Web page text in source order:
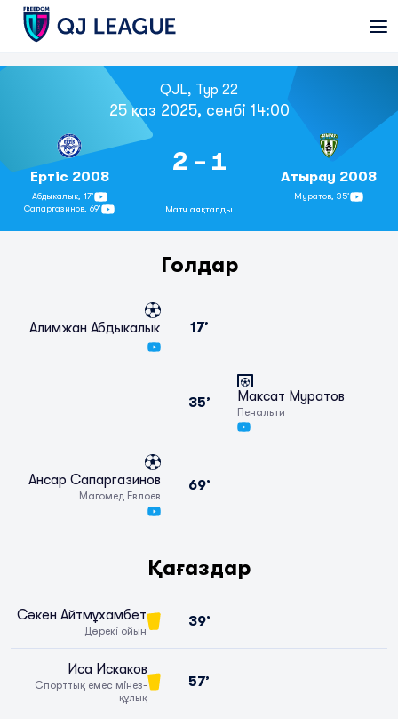
QJL, Тур 22
25 қаз 2025, сенбі 14:00
Ертіс 2008
Абдыкалык, 17’
Сапаргазинов,69’
2 - 1
Матч аяқталды
Атырау 2008
Муратов, 35’
Голдар
Алимжан Абдыкалык 17’
35’
Пенальти
Максат Муратов
Магомед Евлоев
Ансар Сапаргазинов 69’
Қағаздар
Сәкен Айтмұхамбет
Дөрекі ойын
39’
Иса Искаков
Спорттық емес мінез-
құлық
57’